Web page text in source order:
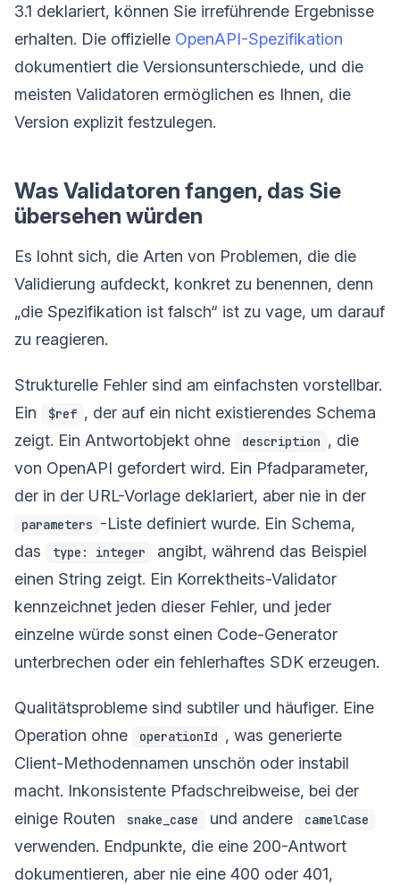
3.1 deklariert, können Sie irreführende Ergebnisse
erhalten. Die offizielle OpenAPI-Spezifikation
dokumentiert die Versionsunterschiede, und die
meisten Validatoren ermöglichen es Ihnen, die
Version explizit festzulegen.
Was Validatoren fangen, das Sie
übersehen würden
Es lohnt sich, die Arten von Problemen, die die
Validierung aufdeckt, konkret zu benennen, denn
„die Spezifikation ist falsch“ ist zu vage, um darauf
zu reagieren.
Strukturelle Fehler sind am einfachsten vorstellbar.
Ein
$ref , der auf ein nicht existierendes Schema
zeigt. Ein Antwortobjekt ohne
description , die
von OpenAPI gefordert wird. Ein Pfadparameter,
der in der URL-Vorlage deklariert, aber nie in der
parameters -Liste definiert wurde. Ein Schema,
das
type: integer
angibt, während das Beispiel
einen String zeigt. Ein Korrektheits-Validator
kennzeichnet jeden dieser Fehler, und jeder
einzelne würde sonst einen Code-Generator
unterbrechen oder ein fehlerhaftes SDK erzeugen.
Qualitätsprobleme sind subtiler und häufiger. Eine
Operation ohne
operationId , was generierte
Client-Methodennamen unschön oder instabil
macht. Inkonsistente Pfadschreibweise, bei der
einige Routen
snake_case und andere camelCase
verwenden. Endpunkte, die eine 200-Antwort
dokumentieren, aber nie eine 400 oder 401,